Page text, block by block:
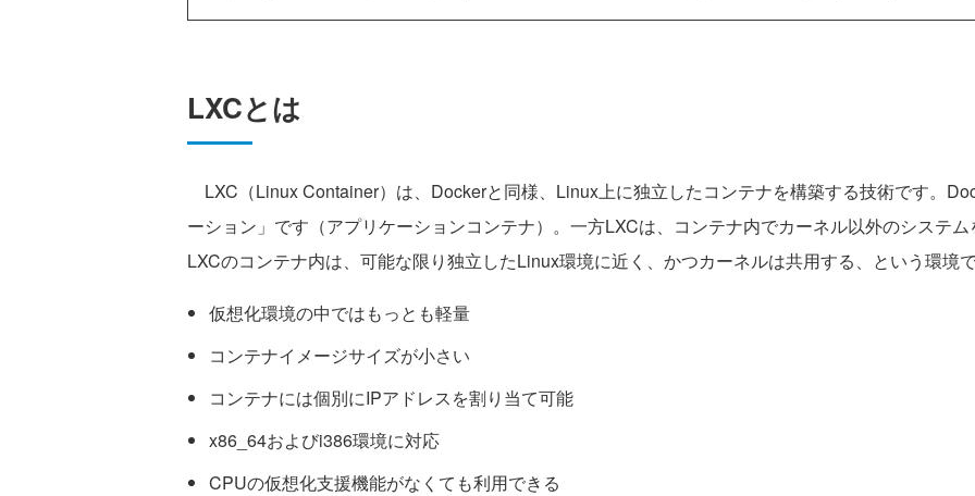
LXCとは
LXC（Linux Container）は、Dockerと同様、Linux上に独立したコンテナを構築する技術です。
ーション」です（アプリケーションコンテナ）。一方LXCは、コンテナ内でカーネル以外のシステ
LXCのコンテナ内は、可能な限り独立したLinux環境に近く、かつカーネルは共用する、という環境
仮想化環境の中ではもっとも軽量
コンテナイメージサイズが小さい
コンテナには個別にIPアドレスを割り当て可能
x86_64およびi386環境に対応
CPUの仮想化支援機能がなくても利用できる